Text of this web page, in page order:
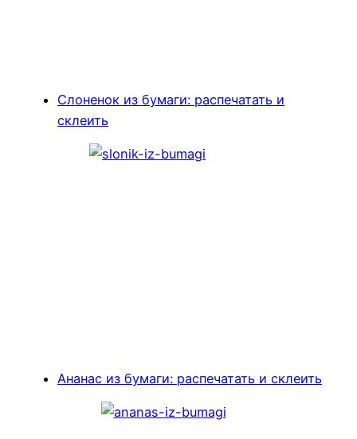
Слоненок из бумаги: распечатать и
склеить
Ананас из бумаги: распечатать и склеить